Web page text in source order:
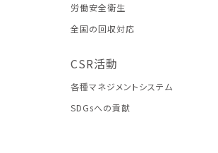
労働安全衛生
全国の回収対応
CSR活動
各種マネジメントシステム
SDGsへの貢献